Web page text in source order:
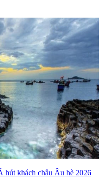
hút khách châu Âu hè 2026